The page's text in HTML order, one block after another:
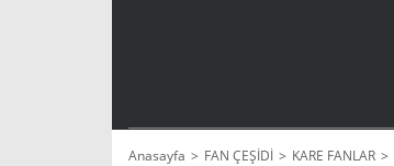
Anasayfa FAN ÇEŞİDİ KARE FANLAR